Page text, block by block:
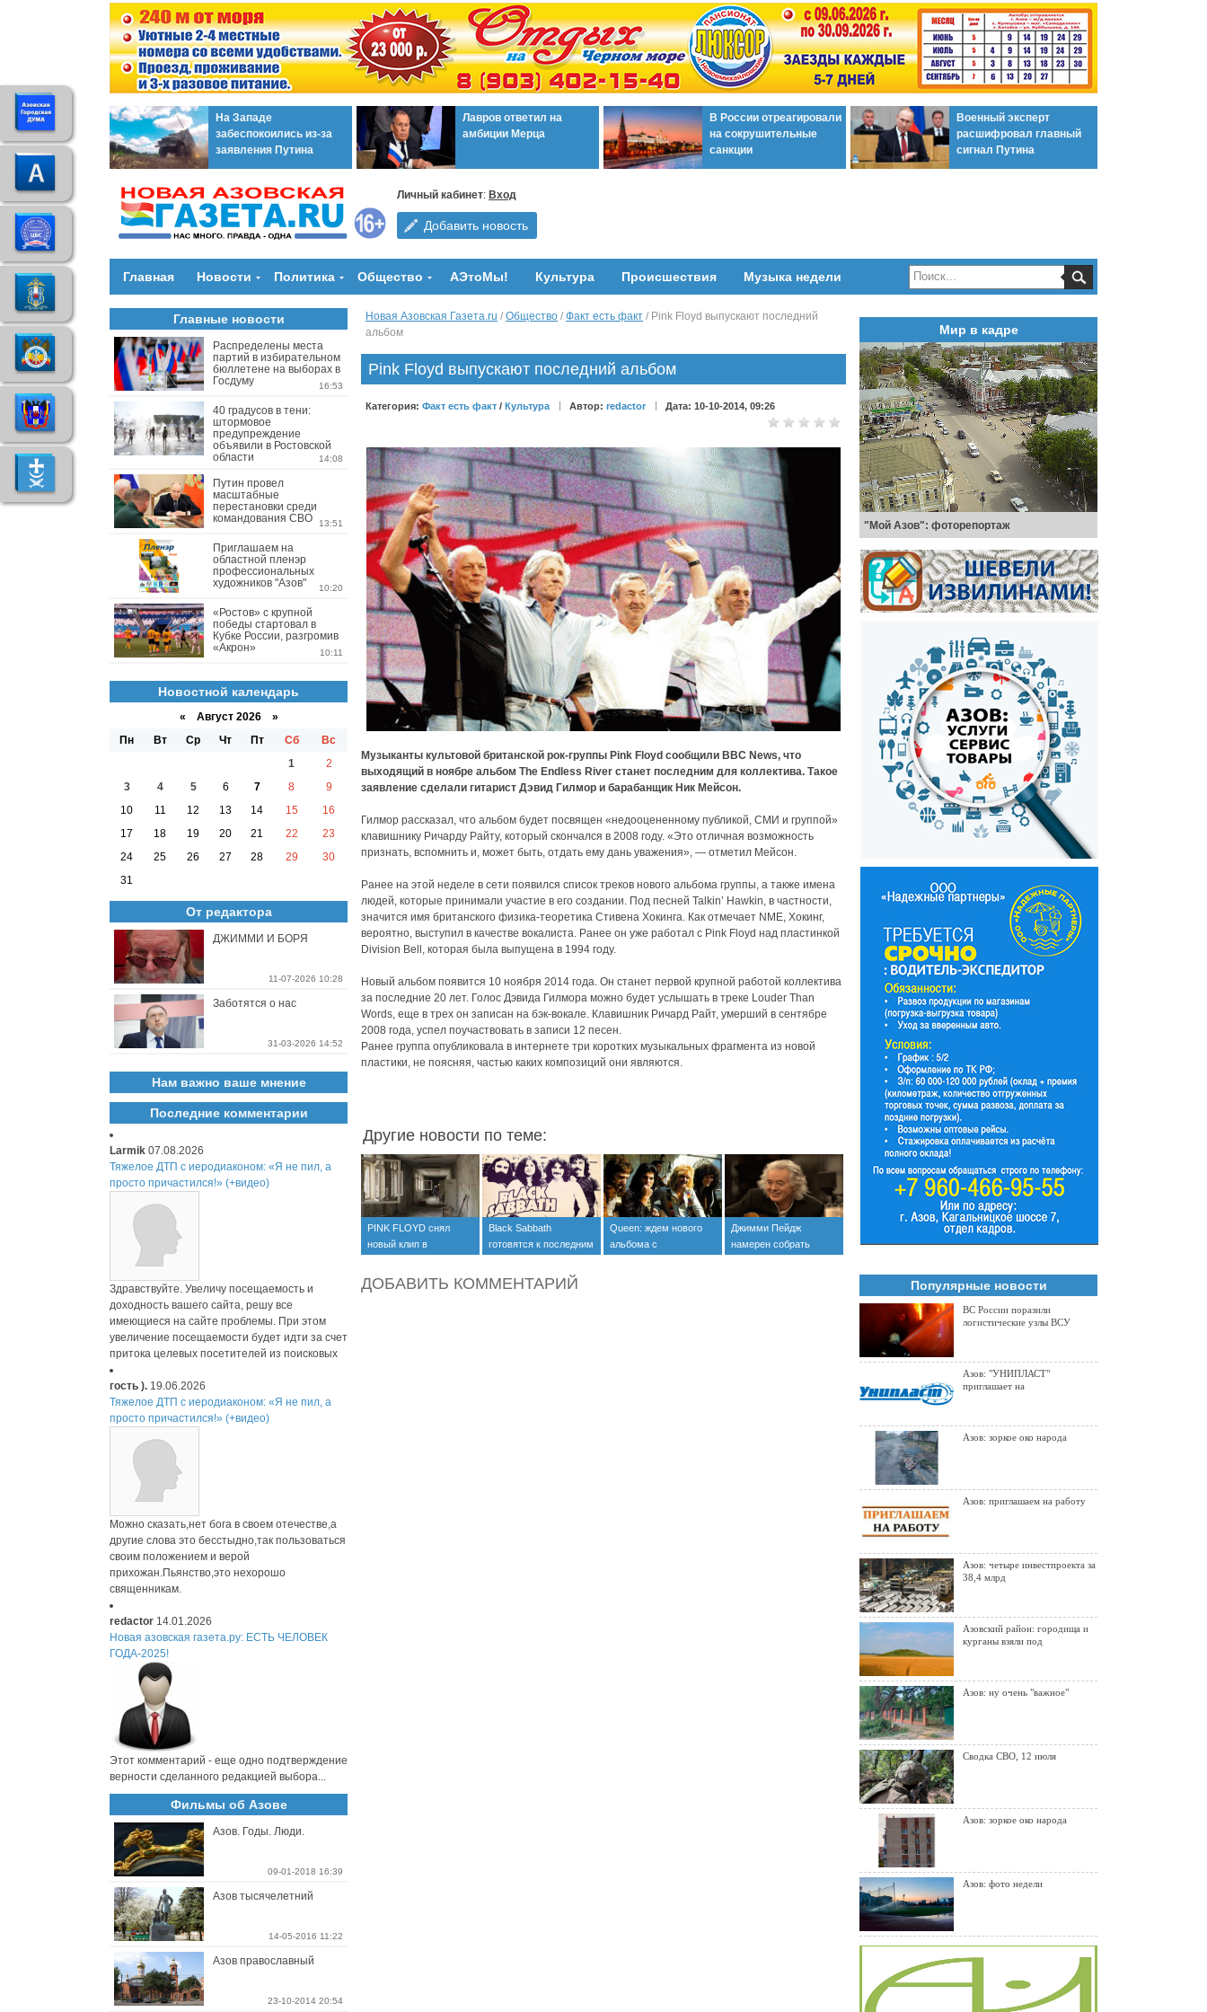
На Западе
забеспокоились из-за
заявления Путина
Лавров ответил на
амбиции Мерца
В России отреагировали
на сокрушительные
санкции
Военный эксперт
расшифровал главный
сигнал Путина
Личный кабинет: Вход
Добавить новость
Главная Новости Политика Общество АЭтоМы! Культура Происшествия Музыка недели
Новая Азовская Газета.ru / Общество / Факт есть факт / Pink Floyd выпускают последний
альбом
Pink Floyd выпускают последний альбом
Категория: Факт есть факт / Культура Автор: redactor Дата: 10-10-2014, 09:26
Музыканты культовой британской рок-группы Pink Floyd сообщили BBC News, что
выходящий в ноябре альбом The Endless River станет последним для коллектива. Такое
заявление сделали гитарист Дэвид Гилмор и барабанщик Ник Мейсон.
Гилмор рассказал, что альбом будет посвящен «недооцененному публикой, СМИ и группой»
клавишнику Ричарду Райту, который скончался в 2008 году. «Это отличная возможность
признать, вспомнить и, может быть, отдать ему дань уважения», — отметил Мейсон.
Ранее на этой неделе в сети появился список треков нового альбома группы, а также имена
людей, которые принимали участие в его создании. Под песней Talkin’ Hawkin, в частности,
значится имя британского физика-теоретика Стивена Хокинга. Как отмечает NME, Хокинг,
вероятно, выступил в качестве вокалиста. Ранее он уже работал с Pink Floyd над пластинкой
Division Bell, которая была выпущена в 1994 году.
Новый альбом появится 10 ноября 2014 года. Он станет первой крупной работой коллектива
за последние 20 лет. Голос Дэвида Гилмора можно будет услышать в треке Louder Than
Words, еще в трех он записан на бэк-вокале. Клавишник Ричард Райт, умерший в сентябре
2008 года, успел поучаствовать в записи 12 песен.
Ранее группа опубликовала в интернете три коротких музыкальных фрагмента из новой
пластики, не поясняя, частью каких композиций они являются.
Другие новости по теме:
PINK FLOYD снял
новый клип в
Black Sabbath
готовятся к последним
Queen: ждем нового
альбома с
Джимми Пейдж
намерен собрать
ДОБАВИТЬ КОММЕНТАРИЙ
Главные новости
Распределены места
партий в избирательном
бюллетене на выборах в
Госдуму
16:53
40 градусов в тени:
штормовое
предупреждение
объявили в Ростовской
области
14:08
Путин провел
масштабные
перестановки среди
командования СВО
13:51
Приглашаем на
областной пленэр
профессиональных
художников "Азов"
10:20
«Ростов» с крупной
победы стартовал в
Кубке России, разгромив
«Акрон»
10:11
Новостной календарь
« Август 2026 »
Пн
Вт Ср Чт Пт Сб
Вс
1
2
3
4 5 6 7 8
9
10
11 12 13 14 15
16
17
18 19 20 21 22
23
24
25 26 27 28 29
30
31
От редактора
ДЖИММИ И БОРЯ
11-07-2026 10:28
Заботятся о нас
31-03-2026 14:52
Нам важно ваше мнение
Последние комментарии
Larmik 07.08.2026
Тяжелое ДТП с иеродиаконом: «Я не пил, а
просто причастился!» (+видео)
Здравствуйте. Увеличу посещаемость и
доходность вашего сайта, решу все
имеющиеся на сайте проблемы. При этом
увеличение посещаемости будет идти за счет
притока целевых посетителей из поисковых
гость ). 19.06.2026
Тяжелое ДТП с иеродиаконом: «Я не пил, а
просто причастился!» (+видео)
Можно сказать,нет бога в своем отечестве,а
другие слова это бесстыдно,так пользоваться
своим положением и верой
прихожан.Пьянство,это нехорошо
священникам.
redactor 14.01.2026
Новая азовская газета.ру: ЕСТЬ ЧЕЛОВЕК
ГОДА-2025!
Этот комментарий - еще одно подтверждение
верности сделанного редакцией выбора...
Фильмы об Азове
Азов. Годы. Люди.
09-01-2018 16:39
Азов тысячелетний
14-05-2016 11:22
Азов православный
23-10-2014 20:54
Мир в кадре
"Мой Азов": фоторепортаж
Популярные новости
ВС России поразили
логистические узлы ВСУ
Азов: "УНИПЛАСТ"
приглашает на
Азов: зоркое око народа
Азов: приглашаем на работу
Азов: четыре инвестпроекта за
38,4 млрд
Азовский район: городища и
курганы взяли под
Азов: ну очень "важное"
Сводка СВО, 12 июля
Азов: зоркое око народа
Азов: фото недели